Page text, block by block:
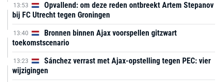
13:53
Opvallend: om deze reden ontbreekt Artem Stepanov
bij FC Utrecht tegen Groningen
13:40
Bronnen binnen Ajax voorspellen gitzwart
toekomstscenario
13:23
Sánchez verrast met Ajax-opstelling tegen PEC: vier
wijzigingen